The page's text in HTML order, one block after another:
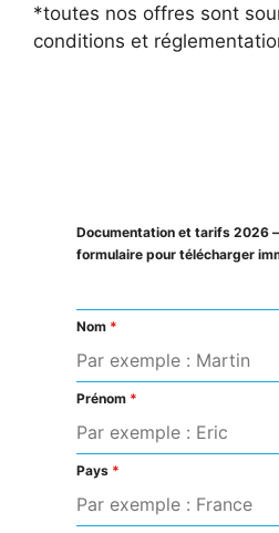
*toutes nos offres sont
conditions et
Documentation et tarifs 2026
formulaire pour télécharger
Nom *
Prénom *
Pays *